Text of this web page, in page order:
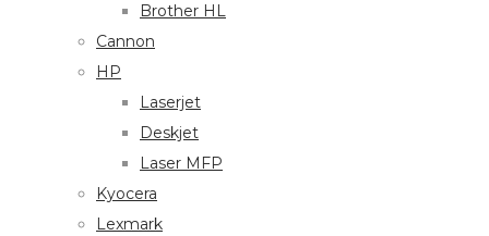
Brother HL
Cannon
HP
Laserjet
Deskjet
Laser MFP
Kyocera
Lexmark